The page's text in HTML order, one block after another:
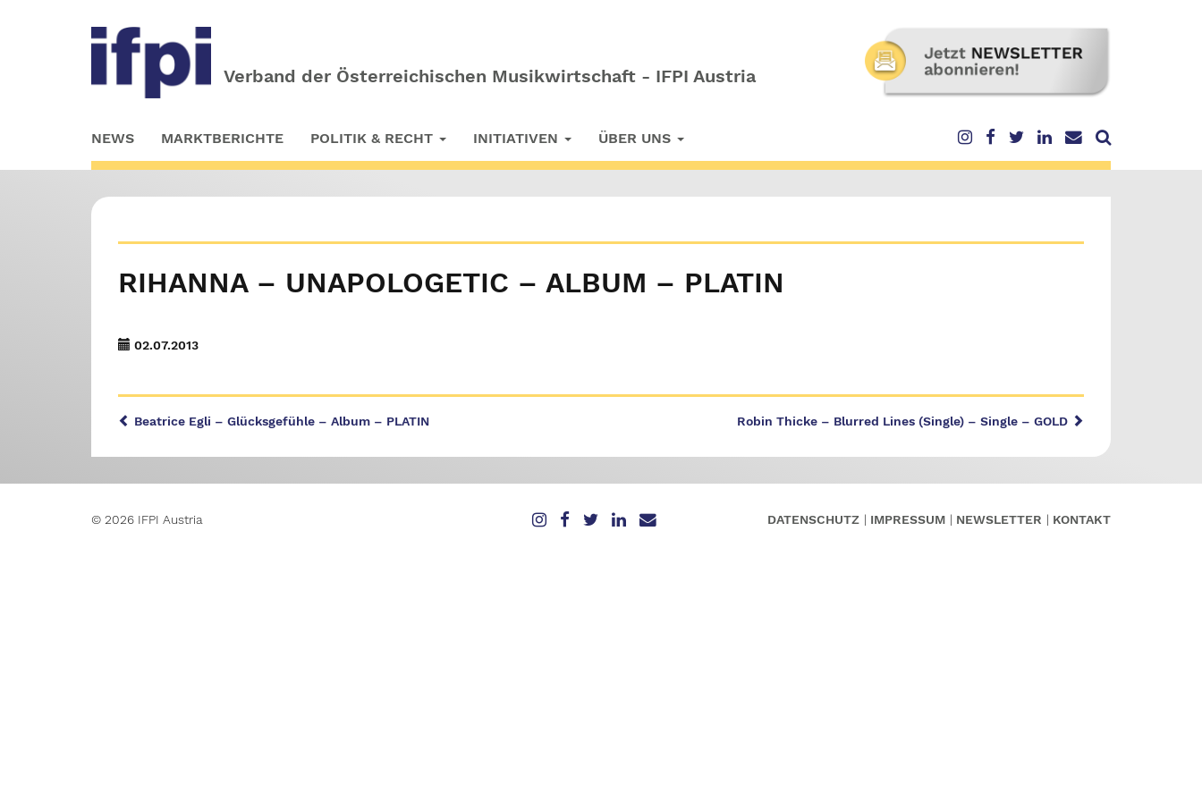
Verband der Österreichischen Musikwirtschaft - IFPI Austria
to
main
NEWS MARKTBERICHTE POLITIK & RECHT INITIATIVEN ÜBER UNS
RIHANNA – UNAPOLOGETIC – ALBUM – PLATIN
02.07.2013
Robin Thicke – Blurred Lines (Single) – Single – GOLD
Beatrice Egli – Glücksgefühle – Album – PLATIN
© 2026 IFPI Austria DATENSCHUTZ IMPRESSUM NEWSLETTER KONTAKT